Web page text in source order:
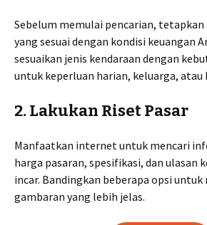
Sebelum memulai pencarian,
yang sesuai dengan kondisi keuangan
sesuaikan jenis kendaraan dengan
untuk keperluan harian, keluarga, atau
2. Lakukan Riset Pasar
Manfaatkan internet untuk mencari
harga pasaran, spesifikasi, dan ulasan
incar. Bandingkan beberapa opsi
gambaran yang lebih jelas.